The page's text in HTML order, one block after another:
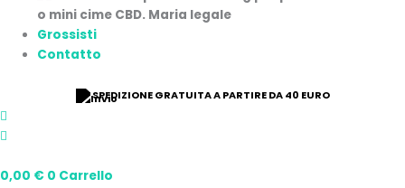
Grossisti
Contatto
9/10 VALUTAZIONE
0,00 € 0 Carrello